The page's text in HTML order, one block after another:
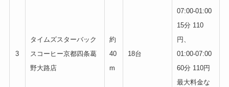
3
タイムズスターバック
スコーヒー京都四条葛
野大路店
約
40
m
18台
07:00-01:00
15分 110
円、
01:00-07:00
60分 110円
最大料金な